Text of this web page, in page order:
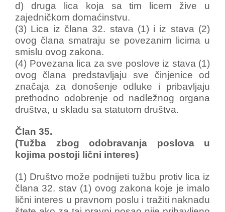
d) druga lica koja sa tim licem žive u
zajedničkom domaćinstvu.
(3) Lica iz člana 32. stava (1) i iz stava (2)
ovog člana smatraju se povezanim licima u
smislu ovog zakona.
(4) Povezana lica za sve poslove iz stava (1)
ovog člana predstavljaju sve činjenice od
značaja za donošenje odluke i pribavljaju
prethodno odobrenje od nadležnog organa
društva, u skladu sa statutom društva.
Član 35.
(Tužba zbog odobravanja poslova u
kojima postoji lični interes)
(1) Društvo može podnijeti tužbu protiv lica iz
člana 32. stav (1) ovog zakona koje je imalo
lični interes u pravnom poslu i tražiti naknadu